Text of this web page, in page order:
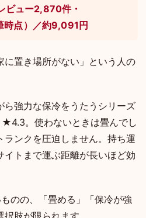
ビュー2,870件・
点）／約9,091円
に置き場所がない」という人の
ら強力な保冷をうたうシリーズ
。使わないときは畳んでし
ランクを圧迫しません。持ち運
イトまで運ぶ距離が長いほど効
のの、「畳める」「保冷が強
肢が限られます。